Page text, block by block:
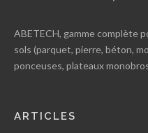
ABETECH, gamme complète
sols (parquet, pierre, béton,
ponceuses, plateaux
ARTICLES